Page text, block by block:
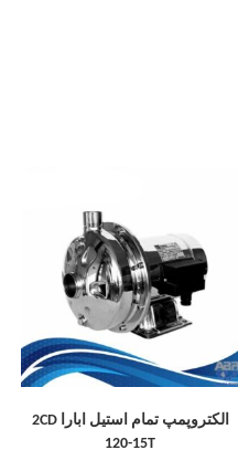
الکتروپمپ تمام استیل ابارا 2CD
120-15T